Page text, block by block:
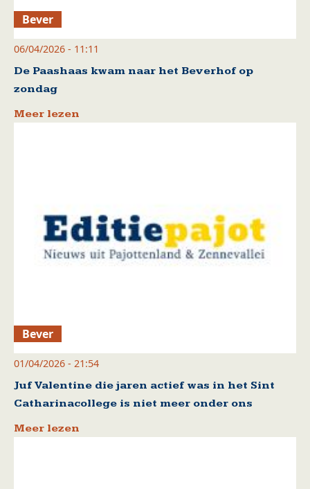
Bever
06/04/2026 - 11:11
De Paashaas kwam naar het Beverhof op
zondag
Meer lezen
Bever
01/04/2026 - 21:54
Juf Valentine die jaren actief was in het Sint
Catharinacollege is niet meer onder ons
Meer lezen